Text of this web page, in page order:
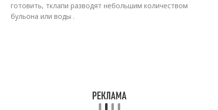
готовить, тклапи разводят небольшим количеством
бульона или воды .